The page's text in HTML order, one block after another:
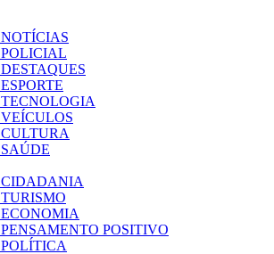
NOTÍCIAS
POLICIAL
DESTAQUES
ESPORTE
TECNOLOGIA
VEÍCULOS
CULTURA
SAÚDE
CIDADANIA
TURISMO
ECONOMIA
PENSAMENTO POSITIVO
POLÍTICA